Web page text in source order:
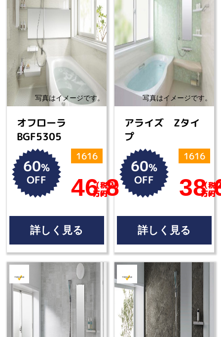
オフローラ
BGF5305
60%
OFF
1616
46.8
（税込）
万円
詳しく見る
アライズ Zタイ
プ
60%
OFF
1616
（税
万円
詳しく見る